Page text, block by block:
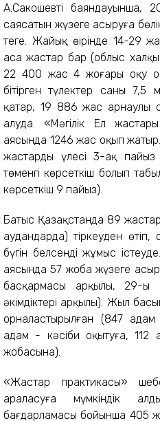
А.Сакошевтің баяндауынша,
саясатын жүзеге асыруға
теңге. Жайық өңірінде 14-29
аса жастар бар (облыс
22 400 жас 4 жоғары оқу
бітірген түлектер саны
қатар, 19 886 жас арнаулы
алуда. «Мәңгілік Ел
аясында 1246 жас оқып
жастардың үлесі 3-ақ
төменгі көрсеткіш болып
көрсеткіш 9 пайыз).
Батыс Қазақстанда 89 жастар
аудандарда) тіркеуден өтіп,
бүгін белсенді жұмыс
аясында 57 жоба жүзеге
басқармасы арқылы, 29-ы
әкімдіктері арқылы). Жыл
орналастырылған (847
адам - кәсіби оқытуға,
жобасына).
«Жастар практикасы»
араласуға мүмкіндік
бағдарламасы бойынша 405